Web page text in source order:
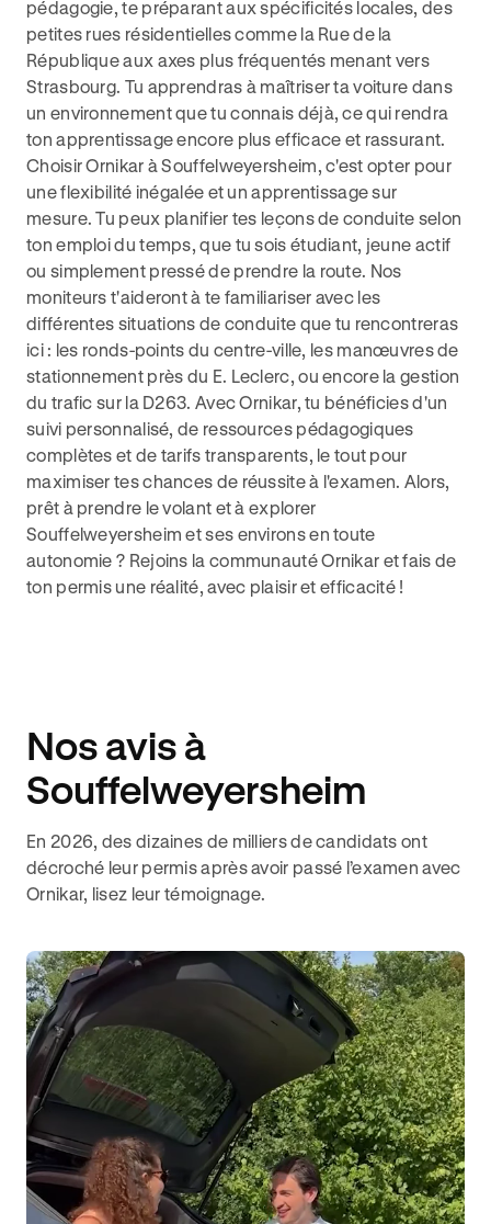
pédagogie, te préparant aux spécificités locales, des
petites rues résidentielles comme la Rue de la
République aux axes plus fréquentés menant vers
Strasbourg. Tu apprendras à maîtriser ta voiture dans
un environnement que tu connais déjà, ce qui rendra
ton apprentissage encore plus efficace et rassurant.
Choisir Ornikar à Souffelweyersheim, c'est opter pour
une flexibilité inégalée et un apprentissage sur
mesure. Tu peux planifier tes leçons de conduite selon
ton emploi du temps, que tu sois étudiant, jeune actif
ou simplement pressé de prendre la route. Nos
moniteurs t'aideront à te familiariser avec les
différentes situations de conduite que tu rencontreras
ici : les ronds-points du centre-ville, les manœuvres de
stationnement près du E. Leclerc, ou encore la gestion
du trafic sur la D263. Avec Ornikar, tu bénéficies d'un
suivi personnalisé, de ressources pédagogiques
complètes et de tarifs transparents, le tout pour
maximiser tes chances de réussite à l'examen. Alors,
prêt à prendre le volant et à explorer
Souffelweyersheim et ses environs en toute
autonomie ? Rejoins la communauté Ornikar et fais de
ton permis une réalité, avec plaisir et efficacité !
Nos avis à
Souffelweyersheim
En 2026, des dizaines de milliers de candidats ont
décroché leur permis après avoir passé l’examen avec
Ornikar, lisez leur témoignage.